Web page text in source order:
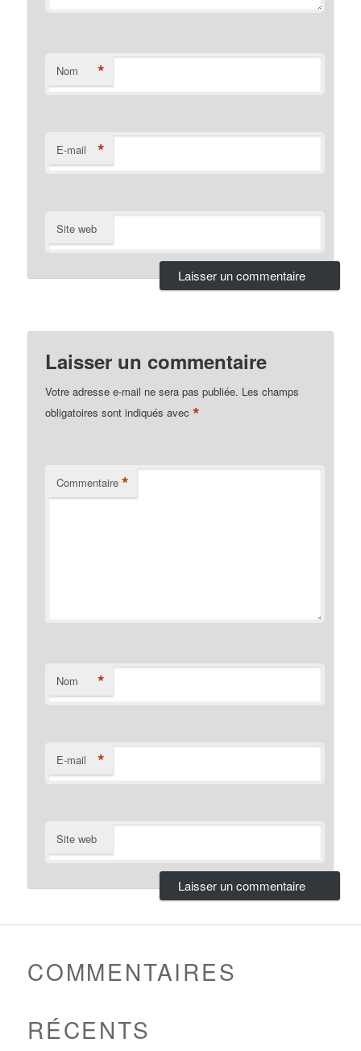
Nom *
E-mail *
Site web
Laisser un commentaire
Votre adresse e-mail ne sera pas publiée. Les champs
obligatoires sont indiqués avec*
Commentaire *
Nom *
E-mail *
Site web
COMMENTAIRES
RÉCENTS